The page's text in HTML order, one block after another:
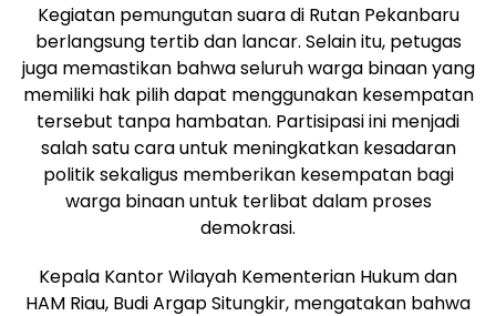
Kegiatan pemungutan suara di Rutan Pekanbaru
berlangsung tertib dan lancar. Selain itu, petugas
juga memastikan bahwa seluruh warga binaan yang
memiliki hak pilih dapat menggunakan kesempatan
tersebut tanpa hambatan. Partisipasi ini menjadi
salah satu cara untuk meningkatkan kesadaran
politik sekaligus memberikan kesempatan bagi
warga binaan untuk terlibat dalam proses
demokrasi.
Kepala Kantor Wilayah Kementerian Hukum dan
HAM Riau, Budi Argap Situngkir, mengatakan bahwa